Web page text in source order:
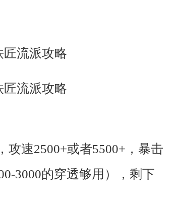
攻速2500+或者5500+，暴击
3000的穿透够用），剩下